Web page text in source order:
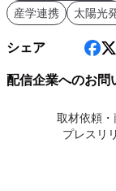
産学連携
太陽光
シェア
配信企業へのお問
取材依頼・
プレスリ